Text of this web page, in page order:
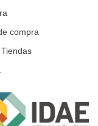
compra
Tiendas